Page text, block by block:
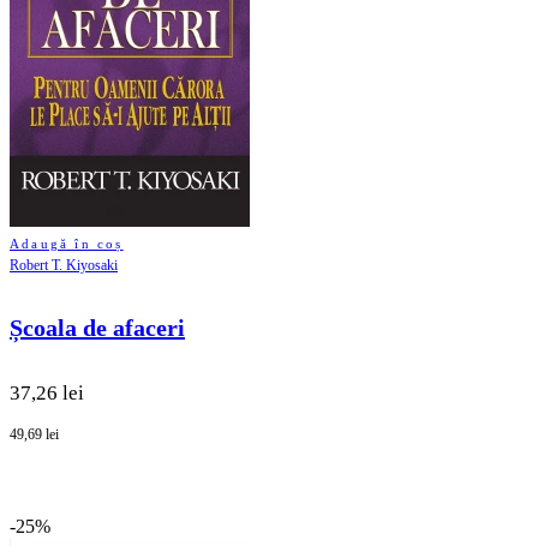
Adaugă în coș
Robert T. Kiyosaki
Școala de afaceri
37,26 lei
49,69 lei
-25%